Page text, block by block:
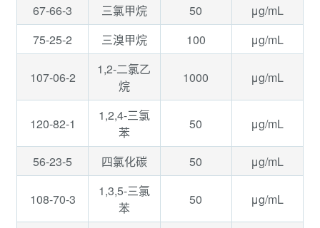
67-66-3
三氯甲烷 50
μg/mL
75-25-2
三溴甲烷 100 μg/mL
107-06-2
1,2-二氯乙
烷
1000 μg/mL
120-82-1
1,2,4-三氯
苯
50 μg/mL
56-23-5 四氯化碳 50 μg/mL
108-70-3
1,3,5-三氯
苯
50 μg/mL